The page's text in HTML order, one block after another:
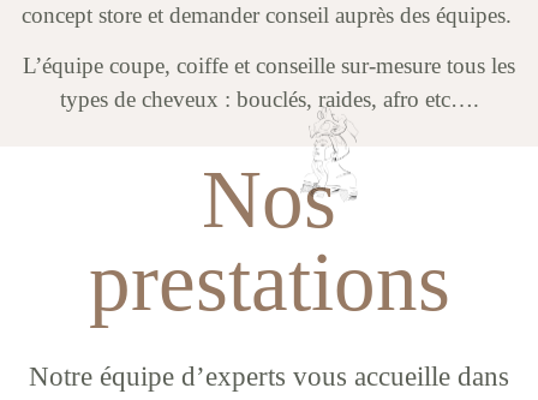
concept store et demander conseil auprès des équipes.
L’équipe coupe, coiffe et conseille sur-mesure tous les
types de cheveux : bouclés, raides, afro etc….
Nos
prestations
Notre équipe d’experts vous accueille dans